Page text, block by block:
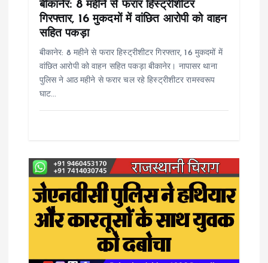
बीकानेर: 8 महीने से फरार हिस्ट्रीशीटर
गिरफ्तार, 16 मुकदमों में वांछित आरोपी को वाहन
सहित पकड़ा
बीकानेर: 8 महीने से फरार हिस्ट्रीशीटर गिरफ्तार, 16 मुकदमों में
वांछित आरोपी को वाहन सहित पकड़ा बीकानेर। नापासर थाना
पुलिस ने आठ महीने से फरार चल रहे हिस्ट्रीशीटर रामस्वरूप
घाट…